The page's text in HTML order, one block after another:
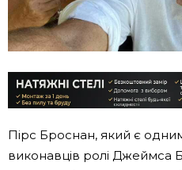
Пірс Броснан, який є
виконавців ролі Джеймса